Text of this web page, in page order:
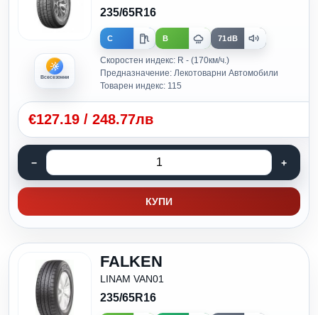
Всесезонни
235/65R16
C B 71dB
Скоростен индекс: R - (170км/ч.)
Предназначение: Лекотоварни Автомобили
Товарен индекс: 115
€127.19 / 248.77лв
КУПИ
FALKEN
LINAM VAN01
235/65R16